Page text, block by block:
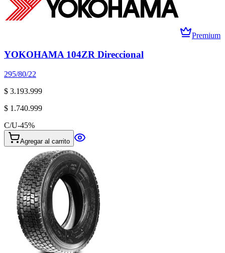
Premium
YOKOHAMA 104ZR Direccional
295/80/22
$ 3.193.999
$ 1.740.999
C/U-45%
Agregar al carrito